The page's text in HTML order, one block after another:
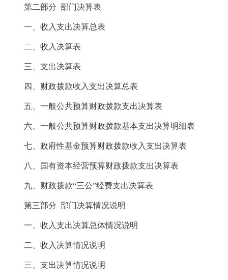
第二部分 部门决算表
一、收入支出决算总表
二、收入决算表
三、支出决算表
四、财政拨款收入支出决算总表
五、一般公共预算财政拨款支出决算表
六、一般公共预算财政拨款基本支出决算明细表
七、政府性基金预算财政拨款收入支出决算表
八、国有资本经营预算财政拨款支出决算表
九、财政拨款“三公”经费支出决算表
第三部分 部门决算情况说明
一、收入支出决算总体情况说明
二、收入决算情况说明
三、支出决算情况说明